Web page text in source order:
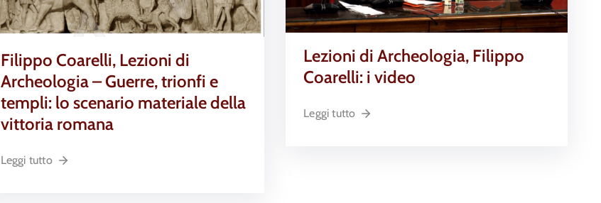
Filippo Coarelli, Lezioni di
Archeologia – Guerre, trionfi e
templi: lo scenario materiale della
vittoria romana
Leggi tutto
Lezioni di Archeologia, Filippo
Coarelli: i video
Leggi tutto